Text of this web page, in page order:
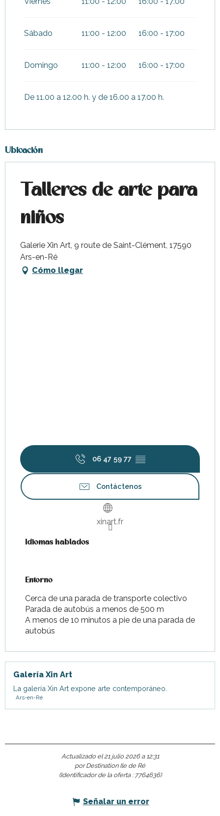
Sábado 11:00 - 12:00 16:00 - 17:00
Domingo 11:00 - 12:00 16:00 - 17:00
De 11.00 a 12.00 h. y de 16.00 a 17.00 h.
Ubicación
Talleres de arte para
niños
Galerie Xin Art, 9 route de Saint-Clément, 17590
Ars-en-Ré
Cómo llegar
06 47 59 77 ▒▒
Contáctenos
xinart.fr
Idiomas hablados
Idiomas hablados
Entorno
Entorno
Cerca de una parada de transporte colectivo
Parada de autobús a menos de 500 m
A menos de 10 minutos a pie de una parada de
autobús
Galería Xin Art
La galería Xin Art expone arte contemporáneo.
Ars-en-Ré
Actualizado el 21 julio 2026 a 12:31
por Destination Ile de Ré
(Identificador de la oferta : 7764636)
Señalar un error